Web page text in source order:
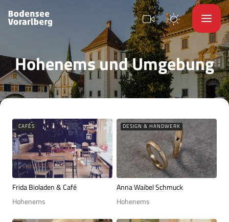
Hohenems und Umgebung
CAFÉS
Frida Bioladen & Café
Hohenems
DESIGN & HANDWERK
Anna Waibel Schmuck
Hohenems